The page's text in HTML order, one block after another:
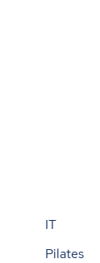
IT
Pilates